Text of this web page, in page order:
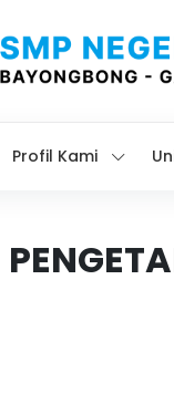
Profil Kami